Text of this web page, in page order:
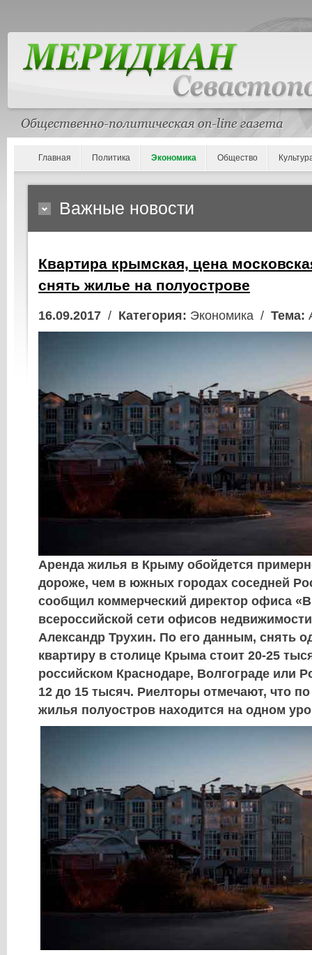
Главная Политика Экономика Общество
Важные новости
Квартира крымская, цена
снять жилье на полуострове
16.09.2017 / Категория: Экономика / Тема:
Аренда жилья в Крыму обойдется
дороже, чем в южных городах соседней
сообщил коммерческий директор офиса
всероссийской сети офисов
Александр Трухин. По его данным, снять
квартиру в столице Крыма стоит 20-25
российском Краснодаре, Волгограде или
12 до 15 тысяч. Риелторы отмечают, что
жилья полуостров находится на одном